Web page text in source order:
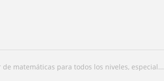
de matemáticas para todos los niveles, especial...